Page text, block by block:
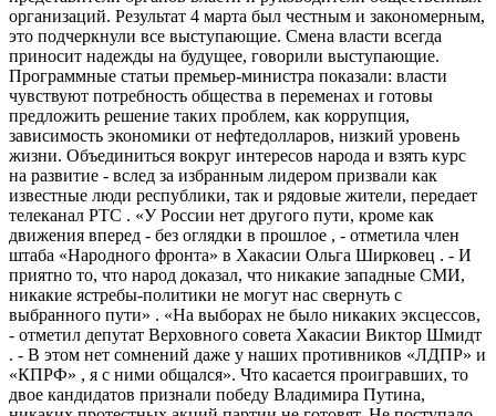
организаций. Результат 4 марта был честным и закономерным,
это подчеркнули все выступающие. Смена власти всегда
приносит надежды на будущее, говорили выступающие.
Программные статьи премьер-министра показали: власти
чувствуют потребность общества в переменах и готовы
предложить решение таких проблем, как коррупция,
зависимость экономики от нефтедолларов, низкий уровень
жизни. Объединиться вокруг интересов народа и взять курс
на развитие - вслед за избранным лидером призвали как
известные люди республики, так и рядовые жители, передает
телеканал РТС . «У России нет другого пути, кроме как
движения вперед - без оглядки в прошлое , - отметила член
штаба «Народного фронта» в Хакасии Ольга Ширковец . - И
приятно то, что народ доказал, что никакие западные СМИ,
никакие ястребы-политики не могут нас свернуть с
выбранного пути» . «На выборах не было никаких эксцессов,
- отметил депутат Верховного совета Хакасии Виктор Шмидт
. - В этом нет сомнений даже у наших противников «ЛДПР» и
«КПРФ» , я с ними общался». Что касается проигравших, то
двое кандидатов признали победу Владимира Путина,